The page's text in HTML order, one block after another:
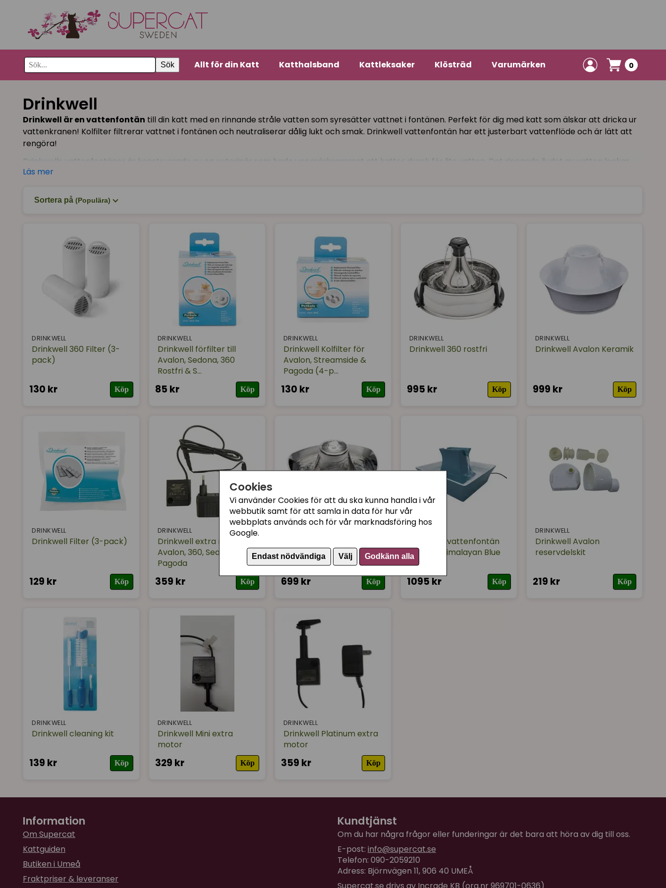
Cookies
Vi använder Cookies för att du ska kunna handla i vår
webbutik samt för att samla in data för hur vår
webbplats används och för vår marknadsföring hos
Google.
Endast nödvändiga Välj Godkänn alla
Sök Allt för din Katt Katthalsband Kattleksaker Klösträd Varumärken 0
Drinkwell
Drinkwell är en vattenfontän till din katt med en rinnande stråle vatten som syresätter vattnet i fontänen. Perfekt för dig med katt som älskar att dricka ur
vattenkranen! Kolfilter filtrerar vattnet i fontänen och neutraliserar dålig lukt och smak. Drinkwell vattenfontän har ett justerbart vattenflöde och är lätt att
rengöra!
Drinkwells vattenfontäner är konstruerade av en veterinär som hade uppmärksammat att katter drack för lite vatten. Det rinnande ljudet av vatten lockar
katten till att dricka mer!
Läs mer
Sortera på (Populära)
DRINKWELL
Drinkwell 360 Filter (3-
pack)
130 kr Köp
DRINKWELL
Drinkwell förfilter till
Avalon, Sedona, 360
Rostfri & S...
85 kr Köp
DRINKWELL
Drinkwell Kolfilter för
Avalon, Streamside &
Pagoda (4-p...
130 kr Köp
DRINKWELL
Drinkwell 360 rostfri
995 kr Köp
DRINKWELL
Drinkwell Avalon Keramik
999 kr Köp
DRINKWELL
Drinkwell Filter (3-pack)
129 kr Köp
DRINKWELL
Drinkwell extra motor
Avalon, 360, Seaside,
Pagoda
359 kr Köp
vattenfontän
699 kr Köp
Drinkwell vattenfontän
Pagoda Himalayan Blue
1095 kr Köp
DRINKWELL
Drinkwell Avalon
reservdelskit
219 kr Köp
DRINKWELL
Drinkwell cleaning kit
139 kr Köp
DRINKWELL
Drinkwell Mini extra
motor
329 kr Köp
DRINKWELL
Drinkwell Platinum extra
motor
359 kr Köp
Information
Om Supercat
Kattguiden
Butiken i Umeå
Fraktpriser & leveranser
Kundtjänst
Om du har några frågor eller funderingar är det bara att höra av dig till oss.
E-post: info@supercat.se
Telefon: 090-2059210
Adress: Björnvägen 11, 906 40 UMEÅ